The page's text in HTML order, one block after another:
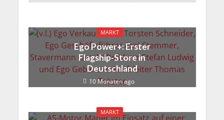
MARKT
Ego Power+: Erster
Flagship-Store in
Deutschland
10 Monaten ago
MARKT